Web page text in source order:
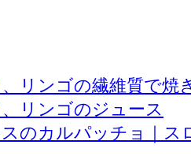
リンゴの繊維質で焼
リンゴのジュース
のカルパッチョ｜ス